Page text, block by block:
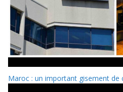
Maroc : un important gisement de